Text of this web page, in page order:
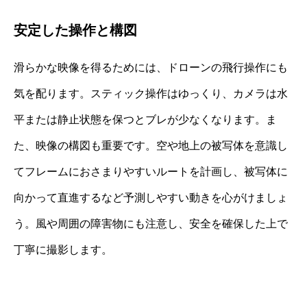
安定した操作と構図
滑らかな映像を得るためには、ドローンの飛行操作にも
気を配ります。スティック操作はゆっくり、カメラは水
平または静止状態を保つとブレが少なくなります。ま
た、映像の構図も重要です。空や地上の被写体を意識し
てフレームにおさまりやすいルートを計画し、被写体に
向かって直進するなど予測しやすい動きを心がけましょ
う。風や周囲の障害物にも注意し、安全を確保した上で
丁寧に撮影します。